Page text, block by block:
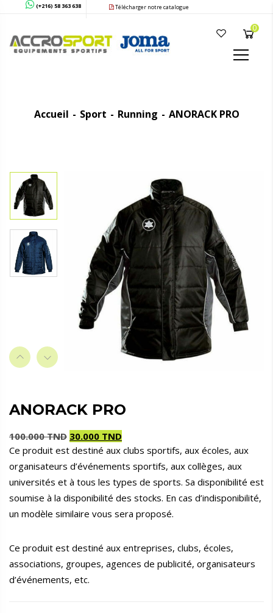
(+216) 58 363 638 Télécharger notre catalogue
0
Accueil Sport Running ANORACK PRO
ANORACK PRO
100.000TND
Le
prix
initial
100.000 TND.
30.000 TND
Le
prix
actuel
30.000 TND.
Ce produit est destiné aux clubs sportifs, aux écoles, aux
organisateurs d’événements sportifs, aux collèges, aux
universités et à tous les types de sports. Sa disponibilité est
soumise à la disponibilité des stocks. En cas d’indisponibilité,
un modèle similaire vous sera proposé.
Ce produit est destiné aux entreprises, clubs, écoles,
associations, groupes, agences de publicité, organisateurs
d’événements, etc.